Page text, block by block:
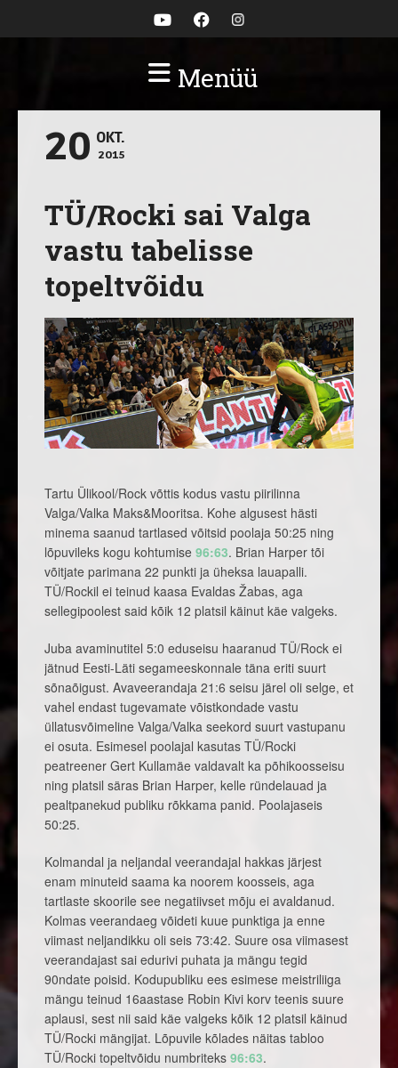
Menüü
20 OKT.
2015
TÜ/Rocki sai Valga
vastu tabelisse
topeltvõidu
Tartu Ülikool/Rock võttis kodus vastu piirilinna
Valga/Valka Maks&Mooritsa. Kohe algusest hästi
minema saanud tartlased võitsid poolaja 50:25 ning
lõpuvileks kogu kohtumise 96:63. Brian Harper tõi
võitjate parimana 22 punkti ja üheksa lauapalli.
TÜ/Rockil ei teinud kaasa Evaldas Žabas, aga
sellegipoolest said kõik 12 platsil käinut käe valgeks.
Juba avaminutitel 5:0 eduseisu haaranud TÜ/Rock ei
jätnud Eesti-Läti segameeskonnale täna eriti suurt
sõnaõigust. Avaveerandaja 21:6 seisu järel oli selge, et
vahel endast tugevamate võistkondade vastu
üllatusvõimeline Valga/Valka seekord suurt vastupanu
ei osuta. Esimesel poolajal kasutas TÜ/Rocki
peatreener Gert Kullamäe valdavalt ka põhikoosseisu
ning platsil säras Brian Harper, kelle ründelauad ja
pealtpanekud publiku rõkkama panid. Poolajaseis
50:25.
Kolmandal ja neljandal veerandajal hakkas järjest
enam minuteid saama ka noorem koosseis, aga
tartlaste skoorile see negatiivset mõju ei avaldanud.
Kolmas veerandaeg võideti kuue punktiga ja enne
viimast neljandikku oli seis 73:42. Suure osa viimasest
veerandajast sai edurivi puhata ja mängu tegid
90ndate poisid. Kodupubliku ees esimese meistriliiga
mängu teinud 16aastase Robin Kivi korv teenis suure
aplausi, sest nii said käe valgeks kõik 12 platsil käinud
TÜ/Rocki mängijat. Lõpuvile kõlades näitas tabloo
TÜ/Rocki topeltvõidu numbriteks 96:63.